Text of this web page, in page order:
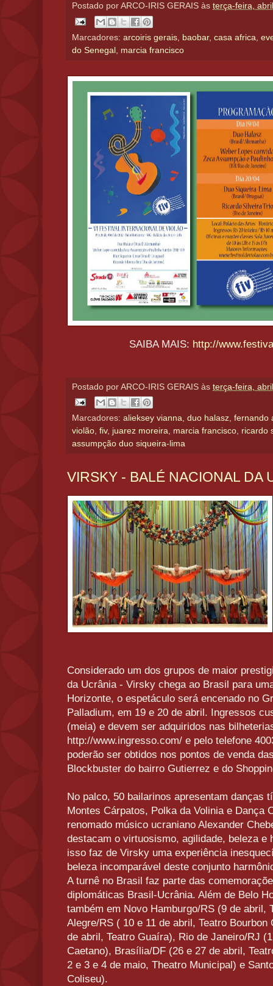
Postado por ARCO-IRIS GERAIS às terça-feira,
Marcadores: arcoiris gerais baobar, casa africa
do Senegal marcia francisco
SAIBA MAIS: http://
Postado por ARCO-IRIS GERAIS às terça-feira,
Marcadores: alieksey vianna, duo halasz, fernando
violão, fiv, juarez moreira, marcia francisco, ricardo
assumpção duo siqueira-lima
VIRSKY - BALÉ NACIONAL DA
Considerado um dos grupos de maior
da Ucrânia - Virsky chega ao Brasil para
Horizonte, o espetáculo será encenado no
Palladium, em 19 e 20 de abril. Ingressos
(meia) e devem ser adquiridos nas
http://www.ingresso.com/ e pelo telefone
poderão ser obtidos nos pontos de venda
Blockbuster do bairro Gutierrez e do
No palco, 50 bailarinos apresentam danças
Montes Cárpatos, Polka da Volinia e Dança
renomado músico ucraniano Alexander
destacam o virtuosismo, agilidade, beleza e
isso faz de Virsky uma experiência
beleza incomparável deste conjunto
A turnê no Brasil faz parte das
diplomáticas Brasil-Ucrânia. Além de Belo
também em Novo Hamburgo/RS (9 de abril,
Alegre/RS ( 10 e 11 de abril, Teatro
de abril, Teatro Guaíra), Rio de Janeiro/RJ
Caetano), Brasília/DF (26 e 27 de abril,
2 e 3 e 4 de maio, Theatro Municipal) e
Coliseu).